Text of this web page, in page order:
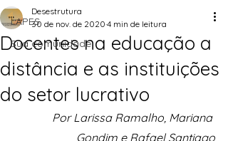
LAPES
Sua comunidade
Docentes na educação a
distância e as instituições
do setor lucrativo
Desestrutura
30 de nov. de 2020 4 min de leitura
Por Larissa Ramalho, Mariana
Gondim e Rafael Santiago